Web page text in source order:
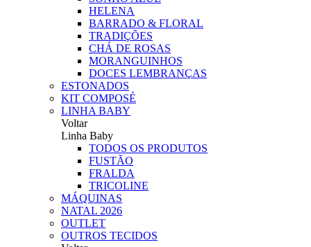
HELENA
BARRADO & FLORAL
TRADIÇÕES
CHÁ DE ROSAS
MORANGUINHOS
DOCES LEMBRANÇAS
ESTONADOS
KIT COMPOSÉ
LINHA BABY
Voltar
Linha Baby
TODOS OS PRODUTOS
FUSTÃO
FRALDA
TRICOLINE
MÁQUINAS
NATAL 2026
OUTLET
OUTROS TECIDOS